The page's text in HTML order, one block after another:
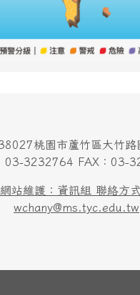
桃園市蘆竹區大竹路
03-3232764 FAX：03-
網站維護：資訊組 聯絡方式
wchany@ms.tyc.edu.tw